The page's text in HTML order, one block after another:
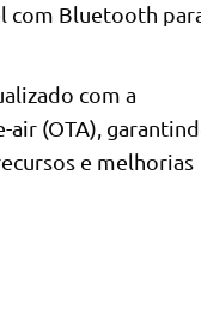
com Bluetooth
com a
air (OTA),
e melhorias